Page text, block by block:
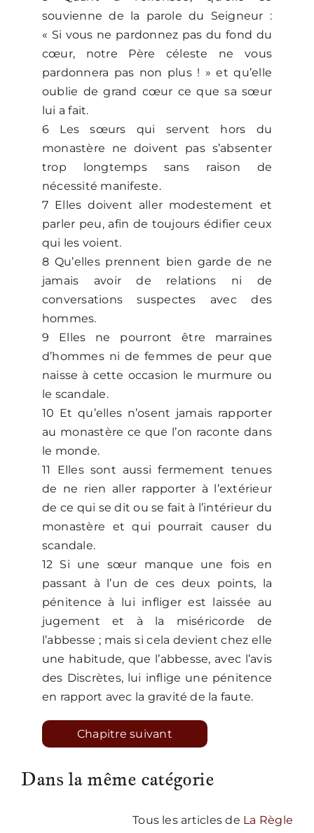
souvienne de la parole du Seigneur :
« Si vous ne pardonnez pas du fond du
cœur, notre Père céleste ne vous
pardonnera pas non plus ! » et qu’elle
oublie de grand cœur ce que sa sœur
lui a fait.
6 Les sœurs qui servent hors du
monastère ne doivent pas s’absenter
trop longtemps sans raison de
nécessité manifeste.
7 Elles doivent aller modestement et
parler peu, afin de toujours édifier ceux
qui les voient.
8 Qu’elles prennent bien garde de ne
jamais avoir de relations ni de
conversations suspectes avec des
hommes.
9 Elles ne pourront être marraines
d’hommes ni de femmes de peur que
naisse à cette occasion le murmure ou
le scandale.
10 Et qu’elles n’osent jamais rapporter
au monastère ce que l’on raconte dans
le monde.
11 Elles sont aussi fermement tenues
de ne rien aller rapporter à l’extérieur
de ce qui se dit ou se fait à l’intérieur du
monastère et qui pourrait causer du
scandale.
12 Si une sœur manque une fois en
passant à l’un de ces deux points, la
pénitence à lui infliger est laissée au
jugement et à la miséricorde de
l’abbesse ; mais si cela devient chez elle
une habitude, que l’abbesse, avec l’avis
des Discrètes, lui inflige une pénitence
en rapport avec la gravité de la faute.
Chapitre suivant
Dans la même catégorie
Tous les articles de La Règle